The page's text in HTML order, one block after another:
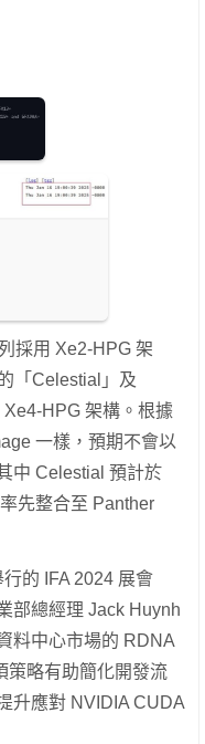
採用 Xe2-HPG 架
「Celestial」及
Xe4-HPG 架構。根據
一樣，預期不會以
中 Celestial 預計於
先整合至 Panther
的 IFA 2024 展會
部總經理 Jack Huynh
料中心市場的 RDNA
策略有助簡化開發流
升應對 NVIDIA CUDA